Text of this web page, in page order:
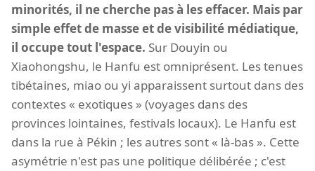
minorités, il ne cherche pas à les effacer. Mais par
simple effet de masse et de visibilité médiatique,
il occupe tout l'espace. Sur Douyin ou
Xiaohongshu, le Hanfu est omniprésent. Les tenues
tibétaines, miao ou yi apparaissent surtout dans des
contextes « exotiques » (voyages dans des
provinces lointaines, festivals locaux). Le Hanfu est
dans la rue à Pékin ; les autres sont « là-bas ». Cette
asymétrie n'est pas une politique délibérée ; c'est